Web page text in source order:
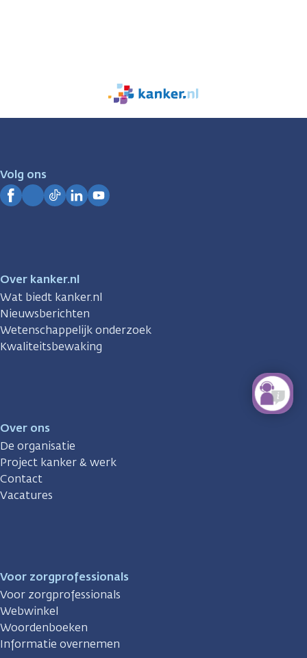
We
zijn
Volg ons
Over kanker.nl
Wat biedt kanker.nl
Nieuwsberichten
Wetenschappelijk onderzoek
Kwaliteitsbewaking
Over ons
De organisatie
Project kanker & werk
Contact
Vacatures
Voor zorgprofessionals
Voor zorgprofessionals
Webwinkel
Woordenboeken
Informatie overnemen